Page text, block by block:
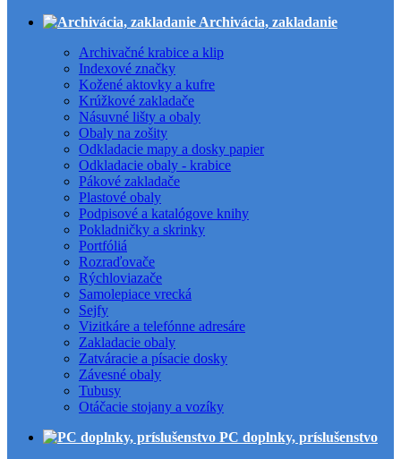
Archivácia, zakladanie
Archivačné krabice a klip
Indexové značky
Kožené aktovky a kufre
Krúžkové zakladače
Násuvné lišty a obaly
Obaly na zošity
Odkladacie mapy a dosky papier
Odkladacie obaly - krabice
Pákové zakladače
Plastové obaly
Podpisové a katalógove knihy
Pokladničky a skrinky
Portfóliá
Rozraďovače
Rýchloviazače
Samolepiace vrecká
Sejfy
Vizitkáre a telefónne adresáre
Zakladacie obaly
Zatváracie a písacie dosky
Závesné obaly
Tubusy
Otáčacie stojany a vozíky
PC doplnky, príslušenstvo